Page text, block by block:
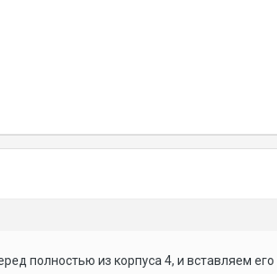
полностью из корпуса 4, и вставляем его